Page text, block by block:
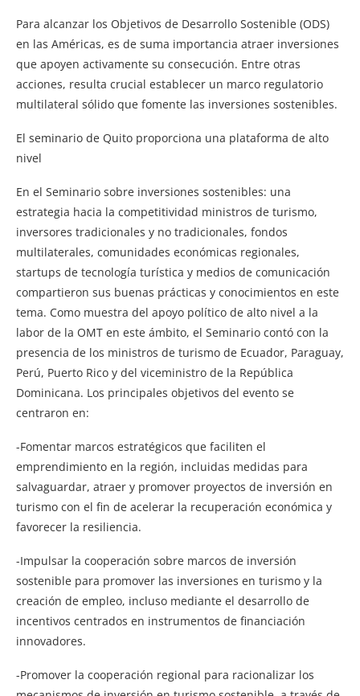
Para alcanzar los Objetivos de Desarrollo Sostenible (ODS)
en las Américas, es de suma importancia atraer inversiones
que apoyen activamente su consecución. Entre otras
acciones, resulta crucial establecer un marco regulatorio
multilateral sólido que fomente las inversiones sostenibles.
El seminario de Quito proporciona una plataforma de alto
nivel
En el Seminario sobre inversiones sostenibles: una
estrategia hacia la competitividad ministros de turismo,
inversores tradicionales y no tradicionales, fondos
multilaterales, comunidades económicas regionales,
startups de tecnología turística y medios de comunicación
compartieron sus buenas prácticas y conocimientos en este
tema. Como muestra del apoyo político de alto nivel a la
labor de la OMT en este ámbito, el Seminario contó con la
presencia de los ministros de turismo de Ecuador, Paraguay,
Perú, Puerto Rico y del viceministro de la República
Dominicana. Los principales objetivos del evento se
centraron en:
-Fomentar marcos estratégicos que faciliten el
emprendimiento en la región, incluidas medidas para
salvaguardar, atraer y promover proyectos de inversión en
turismo con el fin de acelerar la recuperación económica y
favorecer la resiliencia.
-Impulsar la cooperación sobre marcos de inversión
sostenible para promover las inversiones en turismo y la
creación de empleo, incluso mediante el desarrollo de
incentivos centrados en instrumentos de financiación
innovadores.
-Promover la cooperación regional para racionalizar los